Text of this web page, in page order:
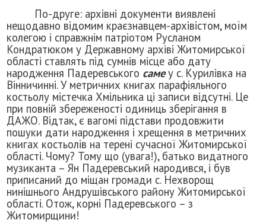
По-друге: архівні документи виявлені
нещодавно відомим краєзнавцем-архівістом, моїм
колегою і справжнім патріотом Русланом
Кондратюком у Державному архіві Житомирської
області ставлять під сумнів місце або дату
народження Падеревського самеу с. Курилівка на
Вінничинні. У метричних книгах парафіяльного
костьолу містечка Хмільника ці записи відсутні. Це
при повній збереженості одиниць зберігання в
ДАЖО. Відтак, є вагомі підстави продовжити
пошуки дати народження і хрещення в метричних
книгах костьолів на терені сучасної Житомирської
області. Чому? Тому що (увага!), батько видатного
музиканта – Ян Падеревський народився, і був
приписаний до міщан громади с. Нехворощ
нинішнього Андрушівського району Житомирської
області. Отож, корні Падеревського – з
Житомирщини!